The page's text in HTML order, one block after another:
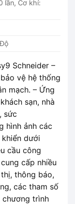
lần, Cơ khí:
Schneider –
vệ hệ thống
mạch. – Ứng
sạn, nhà
sức
hình ảnh các
dưới
cầu công
cấp nhiều
thông báo,
các tham số
trình